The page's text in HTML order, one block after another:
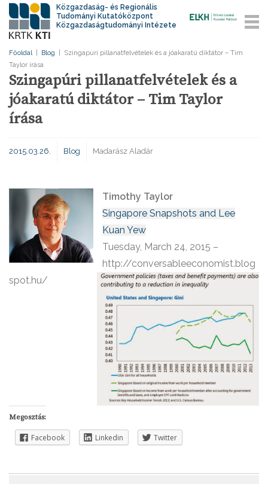
Közgazdaság- és Regionális
Tudományi Kutatóközpont
Közgazdaságtudományi Intézete
Főoldal Blog
Szingapúri pillanatfelvételek és a jóakaratú diktátor – Tim
Taylor írása
Szingapúri pillanatfelvételek és a
jóakaratú diktátor – Tim Taylor
írása
2015.03.26. Blog Madarász Aladár
Timothy Taylor
Singapore Snapshots and Lee
Kuan Yew
Tuesday, March 24, 2015 –
http://conversableeconomist.blog
spot.hu/
Megosztás:
Facebook Linkedin Twitter